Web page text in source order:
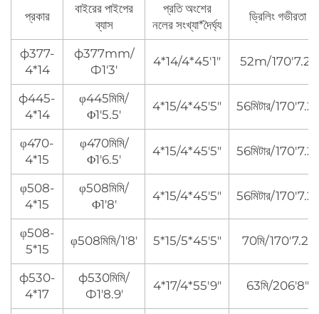
প্রকার
বাইরের পাইপের
ব্যাস
প্রতি অংশের
নলের সংখ্যা*দৈর্ঘ্য
ড্রিলিং গভীরতা
ф377-
4*14
ф377mm/
Ф1'3'
4*14/4*45'1" 52m/170'7.2"
ф445-
4*14
φ445মিমি/
Φ1'5.5'
4*15/4*45'5" 56মিটার/170'7.2"
φ470-
4*15
φ470মিমি/
Φ1'6.5'
4*15/4*45'5" 56মিটার/170'7.2"
φ508-
4*15
φ508মিমি/
Φ1'8'
4*15/4*45'5" 56মিটার/170'7.2"
φ508-
5*15
φ508মিমি/1'8' 5*15/5*45'5" 70মি/170'7.2"
ф530-
4*17
ф530মিমি/
Ф1'8.9'
4*17/4*55'9" 63মি/206'8"